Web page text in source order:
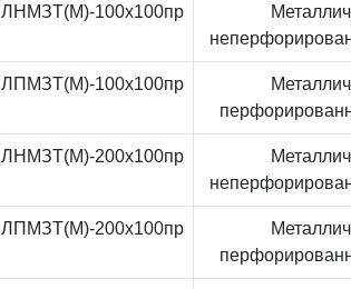
ЛНМЗТ(М)-100x100пр
ЛПМЗТ(М)-100x100пр
ЛНМЗТ(М)-200x100пр
ЛПМЗТ(М)-200x100пр